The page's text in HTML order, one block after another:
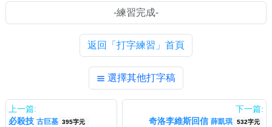
返回「打字練習」首頁
選擇其他打字稿
上一篇:
必殺技 古巨基 395字元
下一篇:
奇洛李維斯回信 薛凱琪 532字元